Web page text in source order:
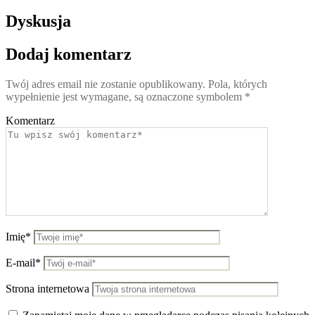
Dyskusja
Dodaj komentarz
Twój adres email nie zostanie opublikowany. Pola, których
wypełnienie jest wymagane, są oznaczone symbolem *
Komentarz
Imię*
E-mail*
Strona internetowa